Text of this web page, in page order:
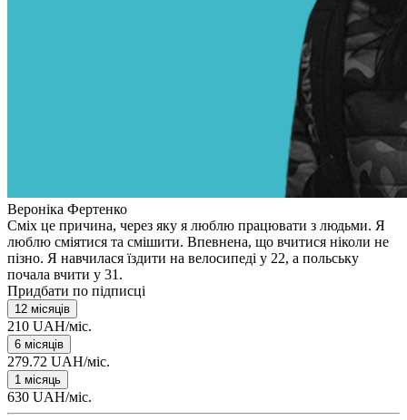
Вероніка Фертенко
Сміх це причина, через яку я люблю працювати з людьми. Я
люблю сміятися та смішити. Впевнена, що вчитися ніколи не
пізно. Я навчилася їздити на велосипеді у 22, а польську
почала вчити у 31.
Придбати по підписці
12 місяців
210 UAH/міс.
6 місяців
279.72 UAH/міс.
1 місяць
630 UAH/міс.